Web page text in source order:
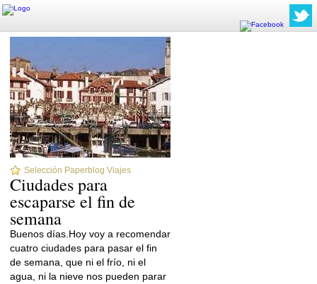
Selección Paperblog Viajes
Ciudades para
escaparse el fin de
semana
Buenos días.Hoy voy a recomendar
cuatro ciudades para pasar el fin
de semana, que ni el frío, ni el
agua, ni la nieve nos pueden parar